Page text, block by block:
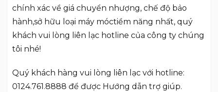
chính xác về giá chuyển nhượng, chế độ bảo
hành,sở hữu loại máy móctiềm năng nhất, quý
khách vui lòng liên lạc hotline của công ty chúng
tôi nhé!
Quý khách hàng vui lòng liên lạc với hotline:
0124.761.8888 để được Hướng dẫn trợ giúp.